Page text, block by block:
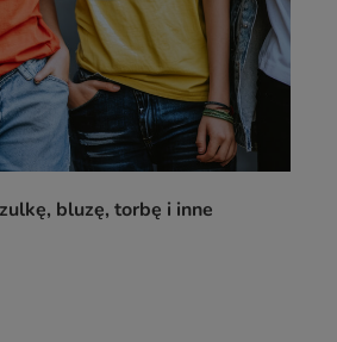
bluzę, torbę i inne